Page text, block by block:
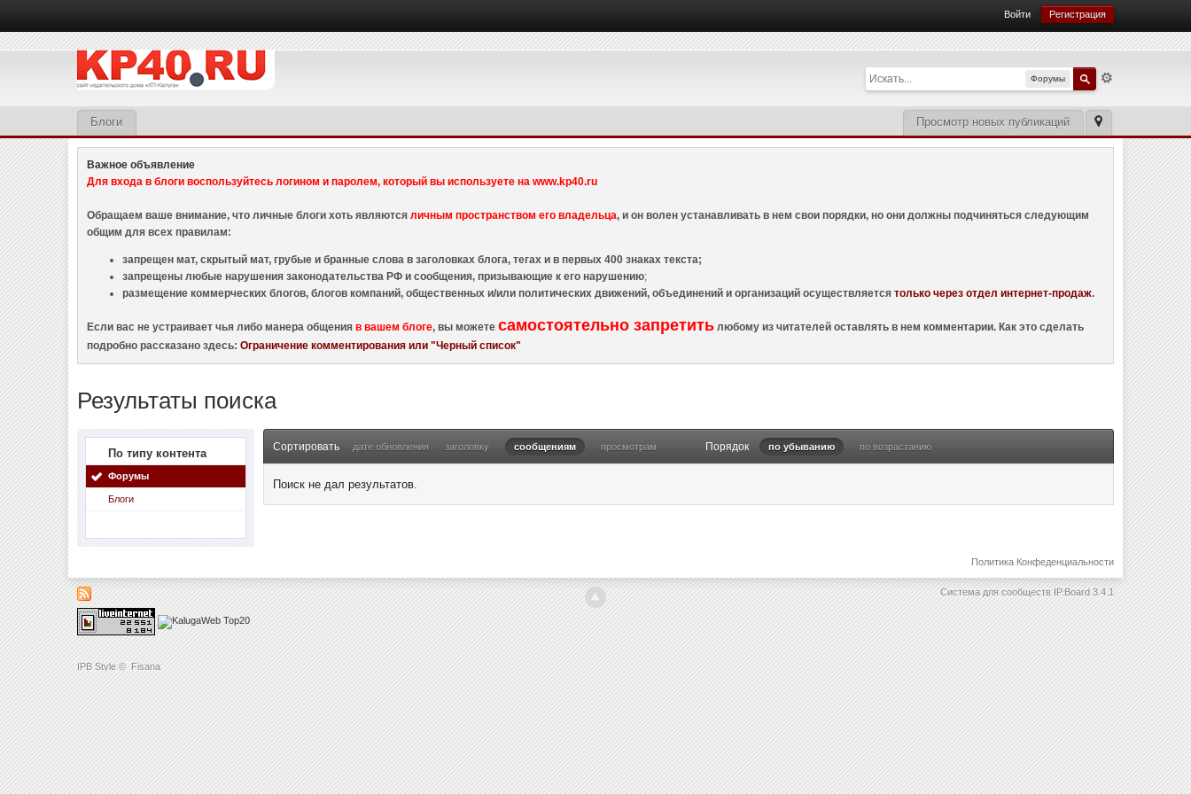
IPB Style © Fisana
Войти Регистрация
Форумы
Просмотр новых публикаций
Блоги
Важное объявление
Для входа в блоги воспользуйтесь логином и паролем, который вы используете на www.kp40.ru
Обращаем ваше внимание, что личные блоги хоть являютсяличным пространством его владельца, и он волен устанавливать в нем свои порядки, но они должны подчиняться следующим
общим для всех правилам:
запрещен мат, скрытый мат, грубые и бранные слова в заголовках блога, тегах и в первых 400 знаках текста;
запрещены любые нарушения законодательства РФ и сообщения, призывающие к его нарушению;
размещение коммерческих блогов, блогов компаний, общественных и/или политических движений, объединений и организаций осуществляетсятолько через отдел интернет-продаж.
Если вас не устраивает чья либо манера общенияв вашем блоге, вы можетесамостоятельно запретить любому из читателей оставлять в нем комментарии. Как это сделать
подробно рассказано здесь:Ограничение комментирования или "Черный список"
Результаты поиска
По типу контента
Форумы
Блоги
Сортировать дате обновления заголовку сообщениям просмотрам Порядок по убыванию по возрастанию
Поиск не дал результатов.
Политика Конфеденциальности
Система для сообществ IP.Board 3.4.1